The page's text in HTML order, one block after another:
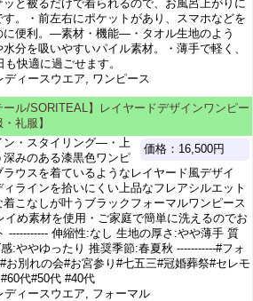
ッと被るだけで着られるので、お風呂上がりに
す。・前左右にポケットがあり、スマホなどを
に便利。―素材・機能―・タオル生地のよう
分を吸いやすいパイル素材。・薄手で軽く、
快適に過ごせます。
ィースウエア, ワンピース
ール/SORITEAL】レイヤードデザインワンピー
礼服】
価格：16,500円
・スタイリング―・上
深みのある漆黒色ワンピ
ラウスを着ているようなレイヤード風デザイ
ィラインを拾いにくい上品なフレアシルエット
着こなしが叶うブラックフォーマルワンピース
め素材を使用・ご家庭で簡単に洗えるのでお
----------- 伸縮性:なし 生地の厚さ:やや薄手 質
:ややゆったり 推奨季節:春夏秋 -----------#フォ
お別れの会#お宮参り#七五三#冠婚葬祭#セレモ
代#50代 #40代
ィースウエア, フォーマル